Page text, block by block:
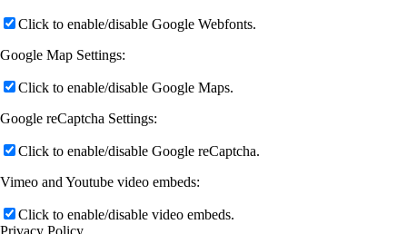
Click to enable/disable Google Webfonts.
Google Map Settings:
Click to enable/disable Google Maps.
Google reCaptcha Settings:
Click to enable/disable Google reCaptcha.
Vimeo and Youtube video embeds:
Click to enable/disable video embeds.
Privacy Policy